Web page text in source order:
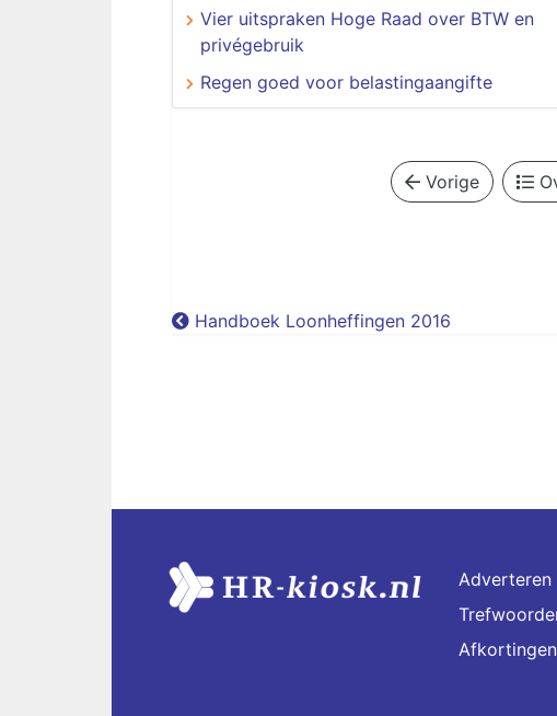
Vier uitspraken Hoge Raad over BTW en
privégebruik
Regen goed voor belastingaangifte
Vorige
Handboek Loonheffingen 2016
Adverteren
Afkortingen